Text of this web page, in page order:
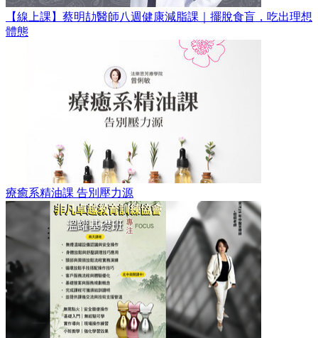
【線上課】蔡明劼醫師八週健康減脂課｜擺脫食盲，吃出理想
體態
療癒系精油課 告別壓力源